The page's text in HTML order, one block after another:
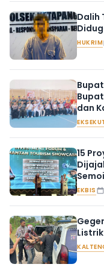
Dalih
HUKRIM
dan
15
EKBIS